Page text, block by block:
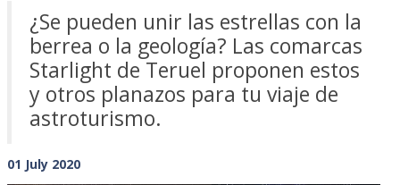
¿Se pueden unir las estrellas con la
berrea o la geología? Las comarcas
Starlight de Teruel proponen estos
y otros planazos para tu viaje de
astroturismo.
01 July 2020